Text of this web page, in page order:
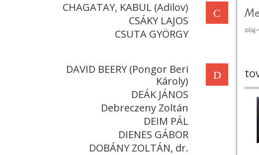
C
CHAGATAY, KABUL (Adilov)
CSÁKY LAJOS
CSUTA GYÖRGY
D
DAVID BEERY (Pongor Beri
Károly)
DEÁK JÁNOS
Debreczeny Zoltán
DEIM PÁL
DIENES GÁBOR
DOBÁNY ZOLTÁN, dr.